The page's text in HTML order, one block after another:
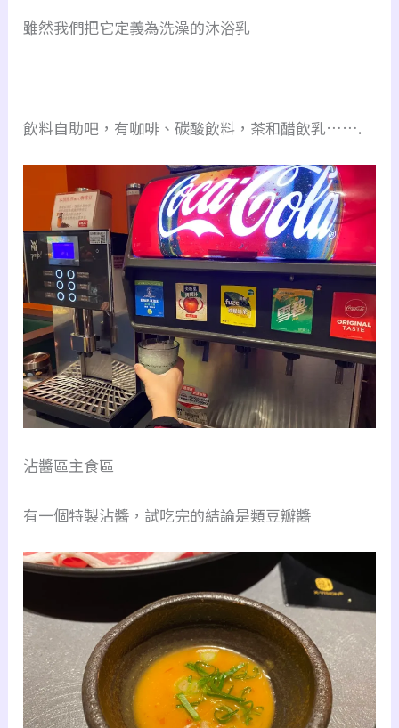
雖然我們把它定義為洗澡的沐浴乳
飲料自助吧，有咖啡、碳酸飲料，茶和醋飲乳…….
沾醬區主食區
有一個特製沾醬，試吃完的結論是類豆瓣醬